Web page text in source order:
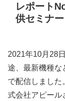
レポート
供セミナー
2021年10月28
途、最新機種な
で配信しました
式会社アピール